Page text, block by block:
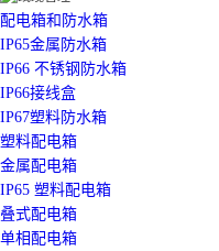
配电箱和防水箱
IP65金属防水箱
IP66 不锈钢防水箱
IP66接线盒
IP67塑料防水箱
塑料配电箱
金属配电箱
IP65 塑料配电箱
叠式配电箱
单相配电箱